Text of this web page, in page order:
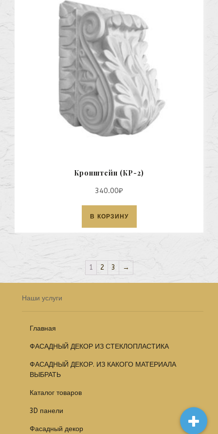
Кронштейн (КР-2)
340.00₽
В КОРЗИНУ
1 2 3 →
Наши услуги
Главная
ФАСАДНЫЙ ДЕКОР ИЗ СТЕКЛОПЛАСТИКА
ФАСАДНЫЙ ДЕКОР. ИЗ КАКОГО МАТЕРИАЛА
ВЫБРАТЬ
Каталог товаров
3D панели
Фасадный декор